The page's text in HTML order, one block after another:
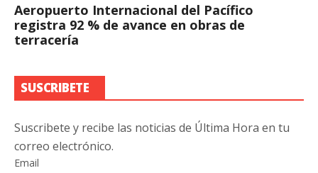
Aeropuerto Internacional del Pacífico
registra 92 % de avance en obras de
terracería
SUSCRIBETE
Suscribete y recibe las noticias de Última Hora en tu
correo electrónico.
Email